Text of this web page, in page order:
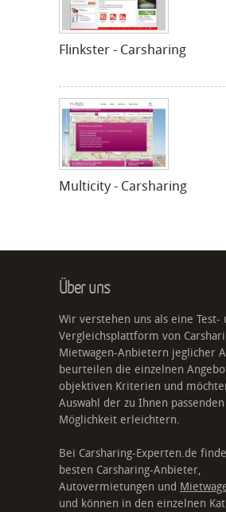
Flinkster - Carsharing
Multicity - Carsharing
Über uns
Wir verstehen uns als eine Test-
Vergleichsplattform von
Mietwagen-Anbietern jeglicher
beurteilen die einzelnen
objektiven Kriterien und
Auswahl der zu Ihnen
Möglichkeit erleichtern.
Bei Carsharing-Experten.de
besten Carsharing-Anbieter,
Autovermietungen und
und können in den einzelnen